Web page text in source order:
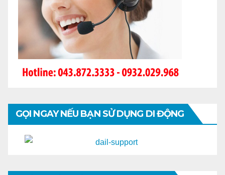
GỌI NGAY NẾU BẠN SỬ DỤNG DI ĐỘNG